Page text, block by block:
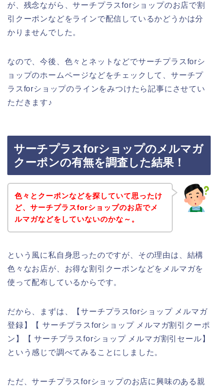
が、残念ながら、サーチプラスforショップのお店で割
引クーポンなどをラインで配信しているかどうかは分
かりませんでした。
なので、今後、色々とネットなどでサーチプラスforシ
ョップのホームページなどをチェックして、サーチプ
ラスforショップのラインをみつけたら記事にさせてい
ただきます♪
サーチプラスforショップのメルマガ
クーポンの有無を調査した結果！
色々とクーポンなどを探していて思ったけ
ど、サーチプラスforショップのお店でメ
ルマガなどをしていないのかな～。
という風に私自身思ったのですが、その理由は、結構
色々なお店が、お得な割引クーポンなどをメルマガを
使って配布しているからです。
だから、まずは、【サーチプラスforショップ メルマガ
登録】【 サーチプラスforショップ メルマガ割引クーポ
ン】【 サーチプラスforショップ メルマガ割引セール】
という感じで調べてみることにしました。
ただ、サーチプラスforショップのお店に興味のある親